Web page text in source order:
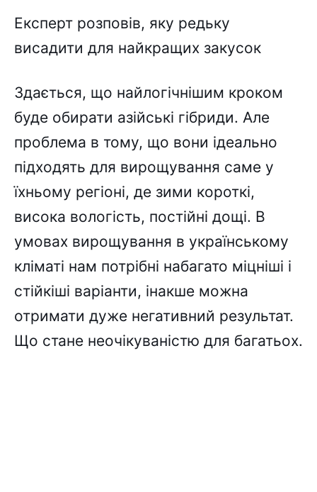
Експерт розповів, яку редьку
висадити для найкращих закусок
Здається, що найлогічнішим кроком
буде обирати азійські гібриди. Але
проблема в тому, що вони ідеально
підходять для вирощування саме у
їхньому регіоні, де зими короткі,
висока вологість, постійні дощі. В
умовах вирощування в українському
кліматі нам потрібні набагато міцніші і
стійкіші варіанти, інакше можна
отримати дуже негативний результат.
Що стане неочікуваністю для багатьох.